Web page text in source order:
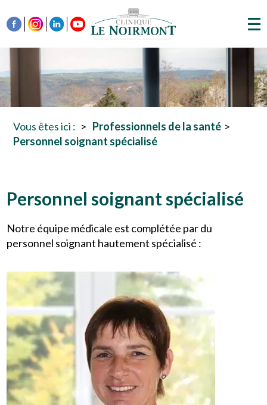
Vous êtes ici :
Professionnels de la santé
Personnel soignant spécialisé
Personnel soignant spécialisé
Notre équipe médicale est complétée par du
personnel soignant hautement spécialisé :